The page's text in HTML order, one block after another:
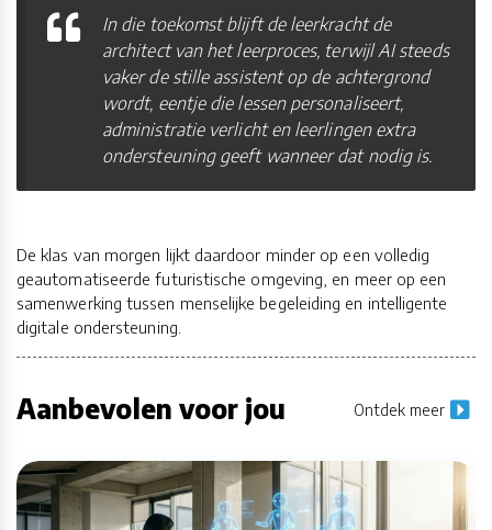
In die toekomst blijft de leerkracht de
architect van het leerproces, terwijl AI steeds
vaker de stille assistent op de achtergrond
wordt, eentje die lessen personaliseert,
administratie verlicht en leerlingen extra
ondersteuning geeft wanneer dat nodig is.
De klas van morgen lijkt daardoor minder op een volledig
geautomatiseerde futuristische omgeving, en meer op een
samenwerking tussen menselijke begeleiding en intelligente
digitale ondersteuning.
Aanbevolen voor jou Ontdek meer